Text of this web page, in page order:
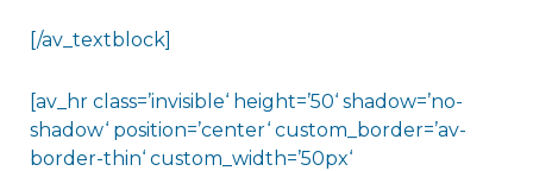
[/av_textblock]
[av_hr class=’invisible‘ height=’50‘ shadow=’no-
shadow‘ position=’center‘ custom_border=’av-
border-thin‘ custom_width=’50px‘